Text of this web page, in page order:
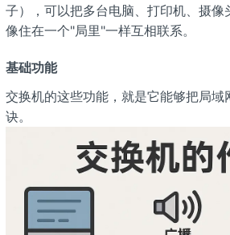
子），可以把多台电脑、打印机、摄像
像住在一个"局里"一样互相联系。
基础功能
交换机的这些功能，就是它能够把局域
诀。